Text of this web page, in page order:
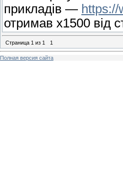
прикладів —
отримав x1500 від
Страница 1 из 1 1
Полная версия сайта